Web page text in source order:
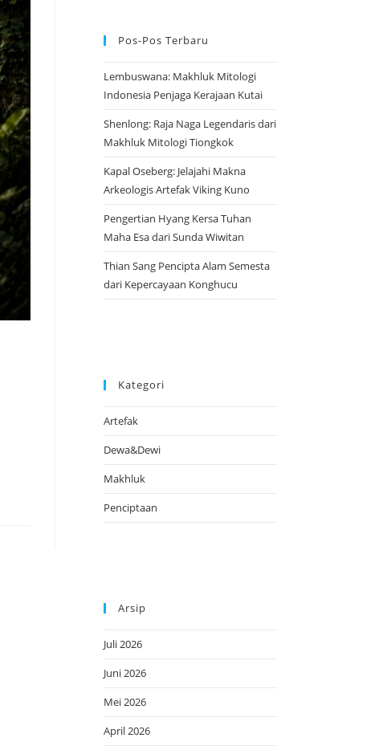
Pos-Pos Terbaru
Lembuswana: Makhluk Mitologi
Indonesia Penjaga Kerajaan Kutai
Shenlong: Raja Naga Legendaris dari
Makhluk Mitologi Tiongkok
Kapal Oseberg: Jelajahi Makna
Arkeologis Artefak Viking Kuno
Pengertian Hyang Kersa Tuhan
Maha Esa dari Sunda Wiwitan
Thian Sang Pencipta Alam Semesta
dari Kepercayaan Konghucu
Kategori
Artefak
Dewa&Dewi
Makhluk
Penciptaan
Arsip
Juli 2026
Juni 2026
Mei 2026
April 2026